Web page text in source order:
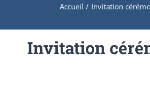
Accueil / Invitation
Invitation